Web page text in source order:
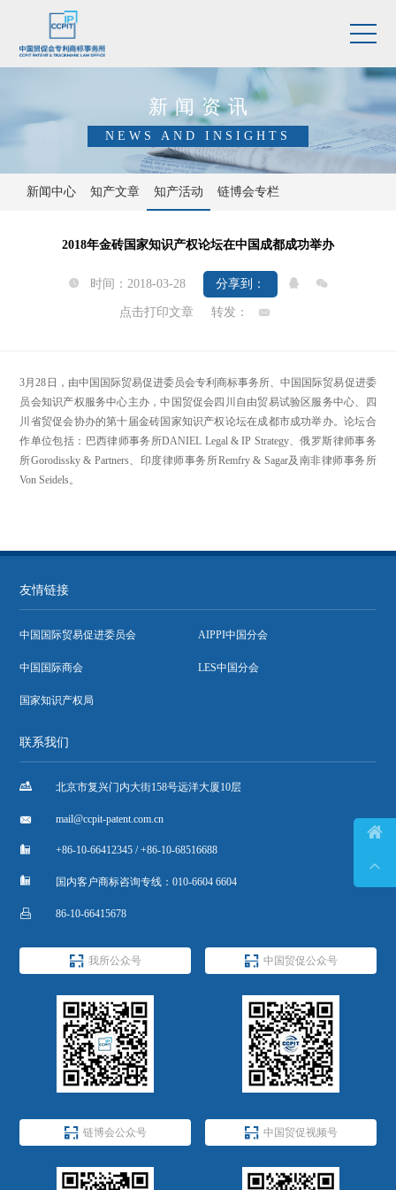
新闻资讯
NEWS AND INSIGHTS
新闻中心 知产文章 知产活动 链博会专栏
2018年金砖国家知识产权论坛在中国成都成功举办
 时间：2018-03-28 分享到：  
点击打印文章 转发： 
3月28日，由中国国际贸易促进委员会专利商标事务所、中国国际贸易促进委
员会知识产权服务中心主办，中国贸促会四川自由贸易试验区服务中心、四
川省贸促会协办的第十届金砖国家知识产权论坛在成都市成功举办。论坛合
作单位包括：巴西律师事务所DANIEL Legal & IP Strategy、俄罗斯律师事务
所Gorodissky & Partners、印度律师事务所Remfry & Sagar及南非律师事务所
Von Seidels。
友情链接
中国国际贸易促进委员会 AIPPI中国分会
中国国际商会 LES中国分会
国家知识产权局
联系我们
 北京市复兴门内大街158号远洋大厦10层
 mail@ccpit-patent.com.cn
 +86-10-66412345 / +86-10-68516688
 国内客户商标咨询专线：010-6604 6604
 86-10-66415678
 我所公众号  中国贸促公众号
 链博会公众号  中国贸促视频号

